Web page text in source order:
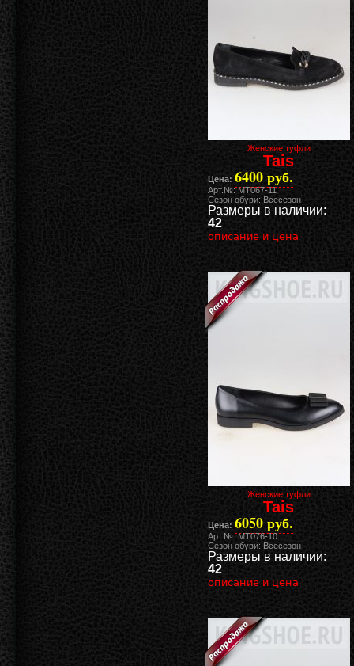
Женские туфли
Tais
Цена: 6400 руб.
Арт.№: MT067-11
Сезон обуви: Всесезон
Размеры в наличии:
42
описание и цена
Женские туфли
Tais
Цена: 6050 руб.
Арт.№: MT076-10
Сезон обуви: Всесезон
Размеры в наличии:
42
описание и цена